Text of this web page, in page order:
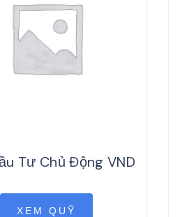
Tư Chủ Động VND
XEM QUỸ